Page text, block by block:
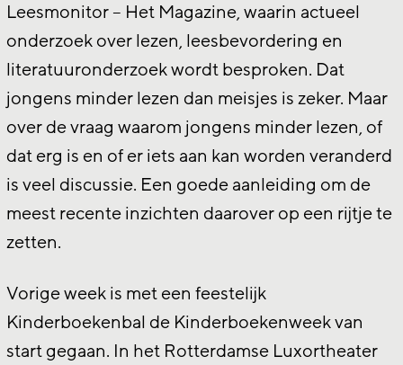
Leesmonitor – Het Magazine, waarin actueel
onderzoek over lezen, leesbevordering en
literatuuronderzoek wordt besproken. Dat
jongens minder lezen dan meisjes is zeker. Maar
over de vraag waarom jongens minder lezen, of
dat erg is en of er iets aan kan worden veranderd
is veel discussie. Een goede aanleiding om de
meest recente inzichten daarover op een rijtje te
zetten.
Vorige week is met een feestelijk
Kinderboekenbal de Kinderboekenweek van
start gegaan. In het Rotterdamse Luxortheater